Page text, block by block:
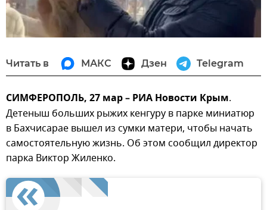
Читать в МАКС Дзен Telegram
СИМФЕРОПОЛЬ, 27 мар – РИА Новости Крым.
Детеныш больших рыжих кенгуру в парке миниатюр
в Бахчисарае вышел из сумки матери, чтобы начать
самостоятельную жизнь. Об этом сообщил директор
парка Виктор Жиленко.